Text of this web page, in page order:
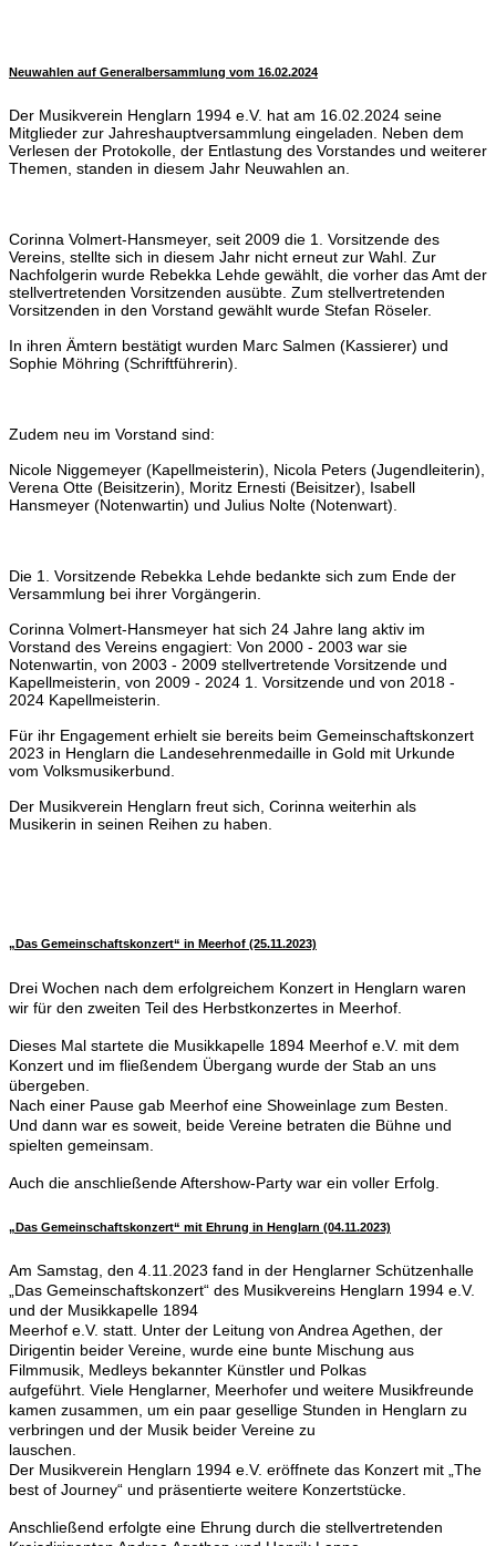
Neuwahlen auf Generalbersammlung vom 16.02.2024
Der Musikverein Henglarn 1994 e.V. hat am 16.02.2024 seine
Mitglieder zur Jahreshauptversammlung eingeladen. Neben dem
Verlesen der Protokolle, der Entlastung des Vorstandes und weiterer
Themen, standen in diesem Jahr Neuwahlen an.
Corinna Volmert-Hansmeyer, seit 2009 die 1. Vorsitzende des
Vereins, stellte sich in diesem Jahr nicht erneut zur Wahl. Zur
Nachfolgerin wurde Rebekka Lehde gewählt, die vorher das Amt der
stellvertretenden Vorsitzenden ausübte. Zum stellvertretenden
Vorsitzenden in den Vorstand gewählt wurde Stefan Röseler.
In ihren Ämtern bestätigt wurden Marc Salmen (Kassierer) und
Sophie Möhring (Schriftführerin).
Zudem neu im Vorstand sind:
Nicole Niggemeyer (Kapellmeisterin), Nicola Peters (Jugendleiterin),
Verena Otte (Beisitzerin), Moritz Ernesti (Beisitzer), Isabell
Hansmeyer (Notenwartin) und Julius Nolte (Notenwart).
Die 1. Vorsitzende Rebekka Lehde bedankte sich zum Ende der
Versammlung bei ihrer Vorgängerin.
Corinna Volmert-Hansmeyer hat sich 24 Jahre lang aktiv im
Vorstand des Vereins engagiert: Von 2000 - 2003 war sie
Notenwartin, von 2003 - 2009 stellvertretende Vorsitzende und
Kapellmeisterin, von 2009 - 2024 1. Vorsitzende und von 2018 -
2024 Kapellmeisterin.
Für ihr Engagement erhielt sie bereits beim Gemeinschaftskonzert
2023 in Henglarn die Landesehrenmedaille in Gold mit Urkunde
vom Volksmusikerbund.
Der Musikverein Henglarn freut sich, Corinna weiterhin als
Musikerin in seinen Reihen zu haben.
„Das Gemeinschaftskonzert“ in Meerhof (25.11.2023)
Drei Wochen nach dem erfolgreichem Konzert in Henglarn waren
wir für den zweiten Teil des Herbstkonzertes in Meerhof.
Dieses Mal startete die Musikkapelle 1894 Meerhof e.V. mit dem
Konzert und im fließendem Übergang wurde der Stab an uns
übergeben.
Nach einer Pause gab Meerhof eine Showeinlage zum Besten.
Und dann war es soweit, beide Vereine betraten die Bühne und
spielten gemeinsam.
Auch die anschließende Aftershow-Party war ein voller Erfolg.
„Das Gemeinschaftskonzert“ mit Ehrung in Henglarn (04.11.2023)
Am Samstag, den 4.11.2023 fand in der Henglarner Schützenhalle
„Das Gemeinschaftskonzert“ des Musikvereins Henglarn 1994 e.V.
und der Musikkapelle 1894
Meerhof e.V. statt. Unter der Leitung von Andrea Agethen, der
Dirigentin beider Vereine, wurde eine bunte Mischung aus
Filmmusik, Medleys bekannter Künstler und Polkas
aufgeführt. Viele Henglarner, Meerhofer und weitere Musikfreunde
kamen zusammen, um ein paar gesellige Stunden in Henglarn zu
verbringen und der Musik beider Vereine zu
lauschen.
Der Musikverein Henglarn 1994 e.V. eröffnete das Konzert mit „The
best of Journey“ und präsentierte weitere Konzertstücke.
Anschließend erfolgte eine Ehrung durch die stellvertretenden